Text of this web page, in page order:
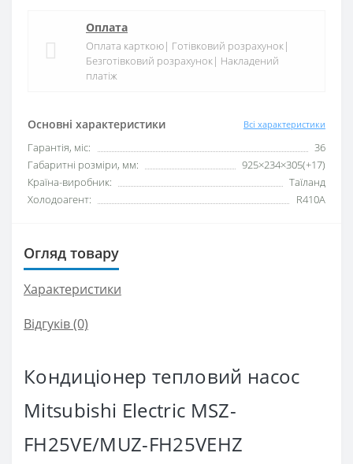
Основні характеристики Всі характеристики
Гарантія, міс:
36
Габаритні розміри, мм:
925×234×305(+17)
Країна-виробник:
Таїланд
Холодоагент:
R410А
Оплата
Оплата карткою| Готівковий розрахунок|
Безготівковий розрахунок| Накладений
платіж
Огляд товару
Характеристики
Відгуків (0)
Кондиціонер тепловий насос
Mitsubishi Electric MSZ-
FH25VE/MUZ-FH25VEHZ